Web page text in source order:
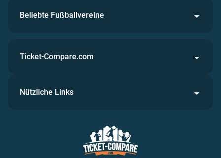
Beliebte Fußballvereine
Ticket-Compare.com
Nützliche Links